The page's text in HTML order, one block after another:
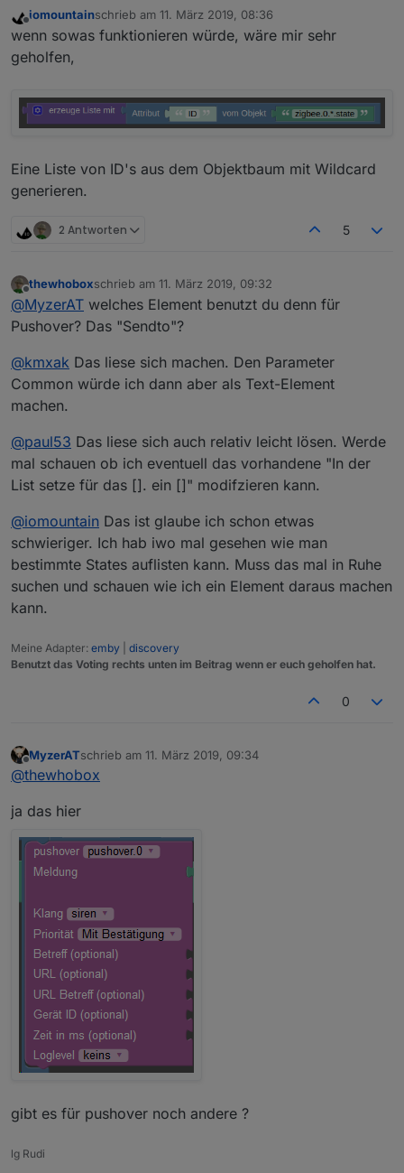
iomountainschrieb am 11. März 2019, 08:36
zuletzt editiert von
wenn sowas funktionieren würde, wäre mir sehr
geholfen,
Eine Liste von ID's aus dem Objektbaum mit Wildcard
generieren.
2 Antworten 5
Offline
thewhoboxschrieb am 11. März 2019, 09:32
zuletzt editiert von
@MyzerAT welches Element benutzt du denn für
Pushover? Das "Sendto"?
@kmxak Das liese sich machen. Den Parameter
Common würde ich dann aber als Text-Element
machen.
@paul53 Das liese sich auch relativ leicht lösen. Werde
mal schauen ob ich eventuell das vorhandene "In der
List setze für das []. ein []" modifzieren kann.
@iomountain Das ist glaube ich schon etwas
schwieriger. Ich hab iwo mal gesehen wie man
bestimmte States auflisten kann. Muss das mal in Ruhe
suchen und schauen wie ich ein Element daraus machen
kann.
Meine Adapter: emby
discovery
Benutzt das Voting rechts unten im Beitrag wenn er euch geholfen hat.
0
Offline
MyzerATschrieb am 11. März 2019, 09:34
zuletzt editiert von
@thewhobox
ja das hier
gibt es für pushover noch andere ?
lg Rudi